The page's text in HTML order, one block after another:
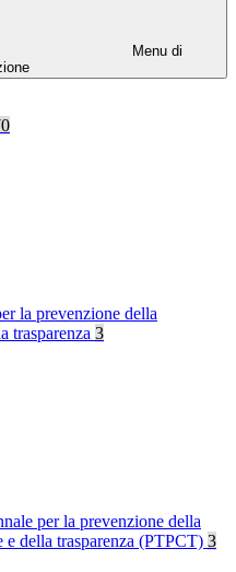
Menu di
la prevenzione della
trasparenza 3
per la prevenzione della
e della trasparenza (PTPCT) 3